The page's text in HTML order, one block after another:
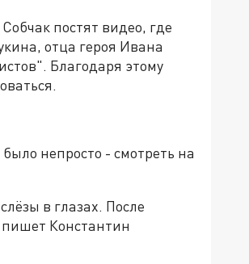
постят видео, где
отца героя Ивана
Благодаря этому
непросто - смотреть на
в глазах. После
Константин